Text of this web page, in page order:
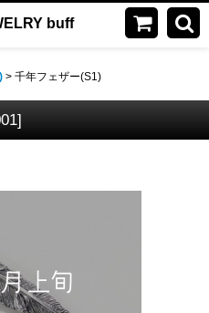
buff
> 千年フェザー(S1)
]